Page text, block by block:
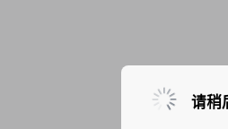
暂无课程，敬
请稍